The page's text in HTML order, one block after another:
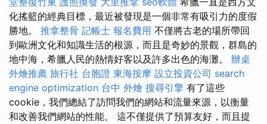
化搖籃的經典目標，最近被發現是一個非常有吸引力的度假
勝地。 推拿整骨 記帳士 報名費用 不僅將古老的場所帶回
到歐洲文化和知識生活的根源，而且是奇妙的景觀，群島的
地中海，希臘人民的熱情好客以及許多出色的海灘。 辦桌
外燴推薦 旅行社 台胞證 東海按摩 設立投資公司 search
engine optimization 台中 外燴 搜尋引擎 有了這些
cookie，我們總結了訪問我們的網站和流量來源，以衡量
和改善我們網站的性能。 這不僅提供了預算友好，而且提